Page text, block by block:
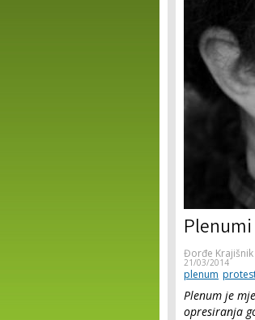
Đorđe Krajišnik
21/03/2014
plenum
Plenum je
opresiranja